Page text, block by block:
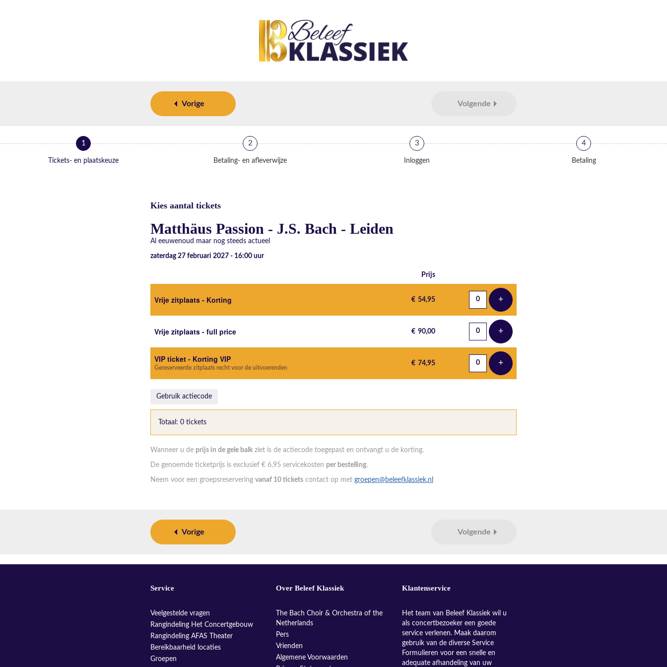
Vorige Volgende
1
Tickets- en plaatskeuze
2
Betaling- en afleverwijze
3
Inloggen
4
Betaling
Kies aantal tickets
Matthäus Passion - J.S. Bach - Leiden
Al eeuwenoud maar nog steeds actueel
zaterdag 27 februari 2027 - 16:00 uur
Prijs
Vrije zitplaats - Korting € 54,95 +Voeg ticket toe
Vrije zitplaats - full price € 90,00 +Voeg ticket toe
VIP ticket - Korting VIP
Gereserveerde zitplaats recht voor de uitvoerenden
€ 74,95 +Voeg ticket toe
Gebruik actiecode
Totaal: 0 tickets
Wanneer u de prijs in de gele balk ziet is de actiecode toegepast en ontvangt u de korting.
De genoemde ticketprijs is exclusief € 6,95 servicekosten per bestelling.
Neem voor een groepsreservering vanaf 10 tickets contact op met groepen@beleefklassiek.nl
Vorige Volgende
Service
Veelgestelde vragen
Rangindeling Het Concertgebouw
Rangindeling AFAS Theater
Bereikbaarheid locaties
Groepen
Over Beleef Klassiek
The Bach Choir & Orchestra of the
Netherlands
Pers
Vrienden
Algemene Voorwaarden
Klantenservice
Het team van Beleef Klassiek wil u
als concertbezoeker een goede
service verlenen. Maak daarom
gebruik van de diverse Service
Formulieren voor een snelle en
adequate afhandeling van uw